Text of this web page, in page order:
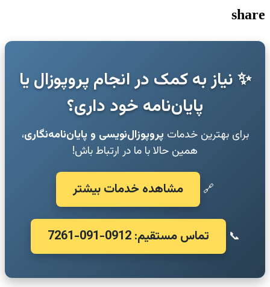
share
✨ نیاز به کمک در انجام پروپوزال یا
پایان‌نامه خود داری؟
برای بهترین خدمات پروپوزال‌نویسی و پایان‌نامه‌نگاری،
همین حالا با ما در ارتباط باش!
🔗 مشاهده خدمات بیشتر
📞 تماس مستقیم: 0912-091-7261